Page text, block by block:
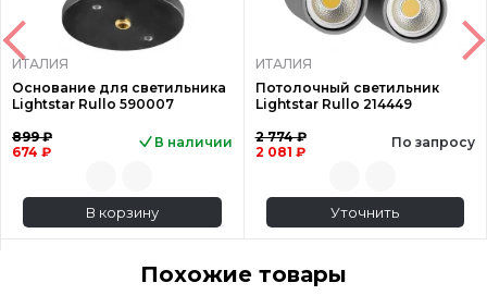
ИТАЛИЯ
Основание для светильника
Lightstar Rullo 590007
899 ₽
674 ₽
В наличии
В корзину
ИТАЛИЯ
Потолочный светильник
Lightstar Rullo 214449
2 774 ₽
2 081 ₽
По запросу
Уточнить
Похожие товары